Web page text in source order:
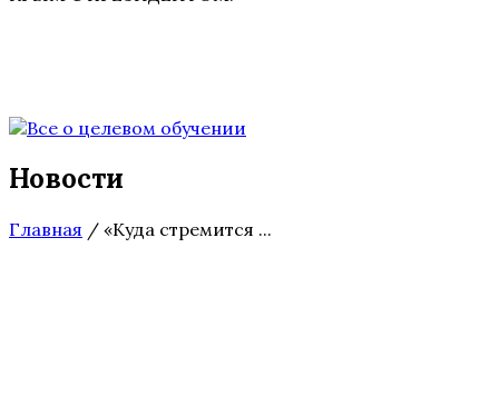
Новости
Главная / «Куда стремится ...